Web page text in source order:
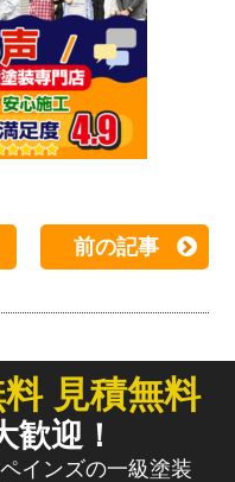
前の記事
見積無料
歓迎！
インズの一級塗装